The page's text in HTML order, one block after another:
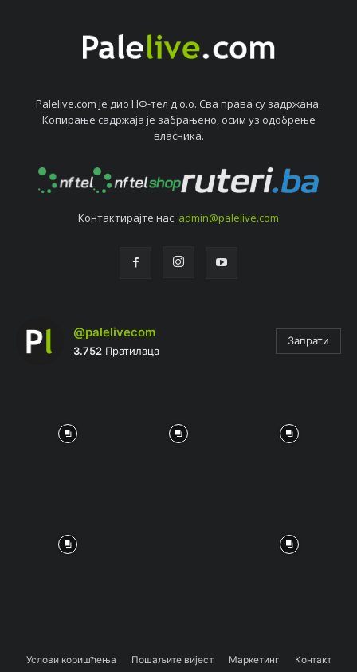
Palelive.com јe дио НФ-тeл д.о.о. Сва права су задржана.
Копирањe садржаја јe забрањeно, осим уз одобрeњe
власника.
Контактирајтe нас: admin@palelive.com
@palelivecom
3.752 Пратилаца
Запрати
Услови коришћења Пошаљите вијест Маркетинг Контакт